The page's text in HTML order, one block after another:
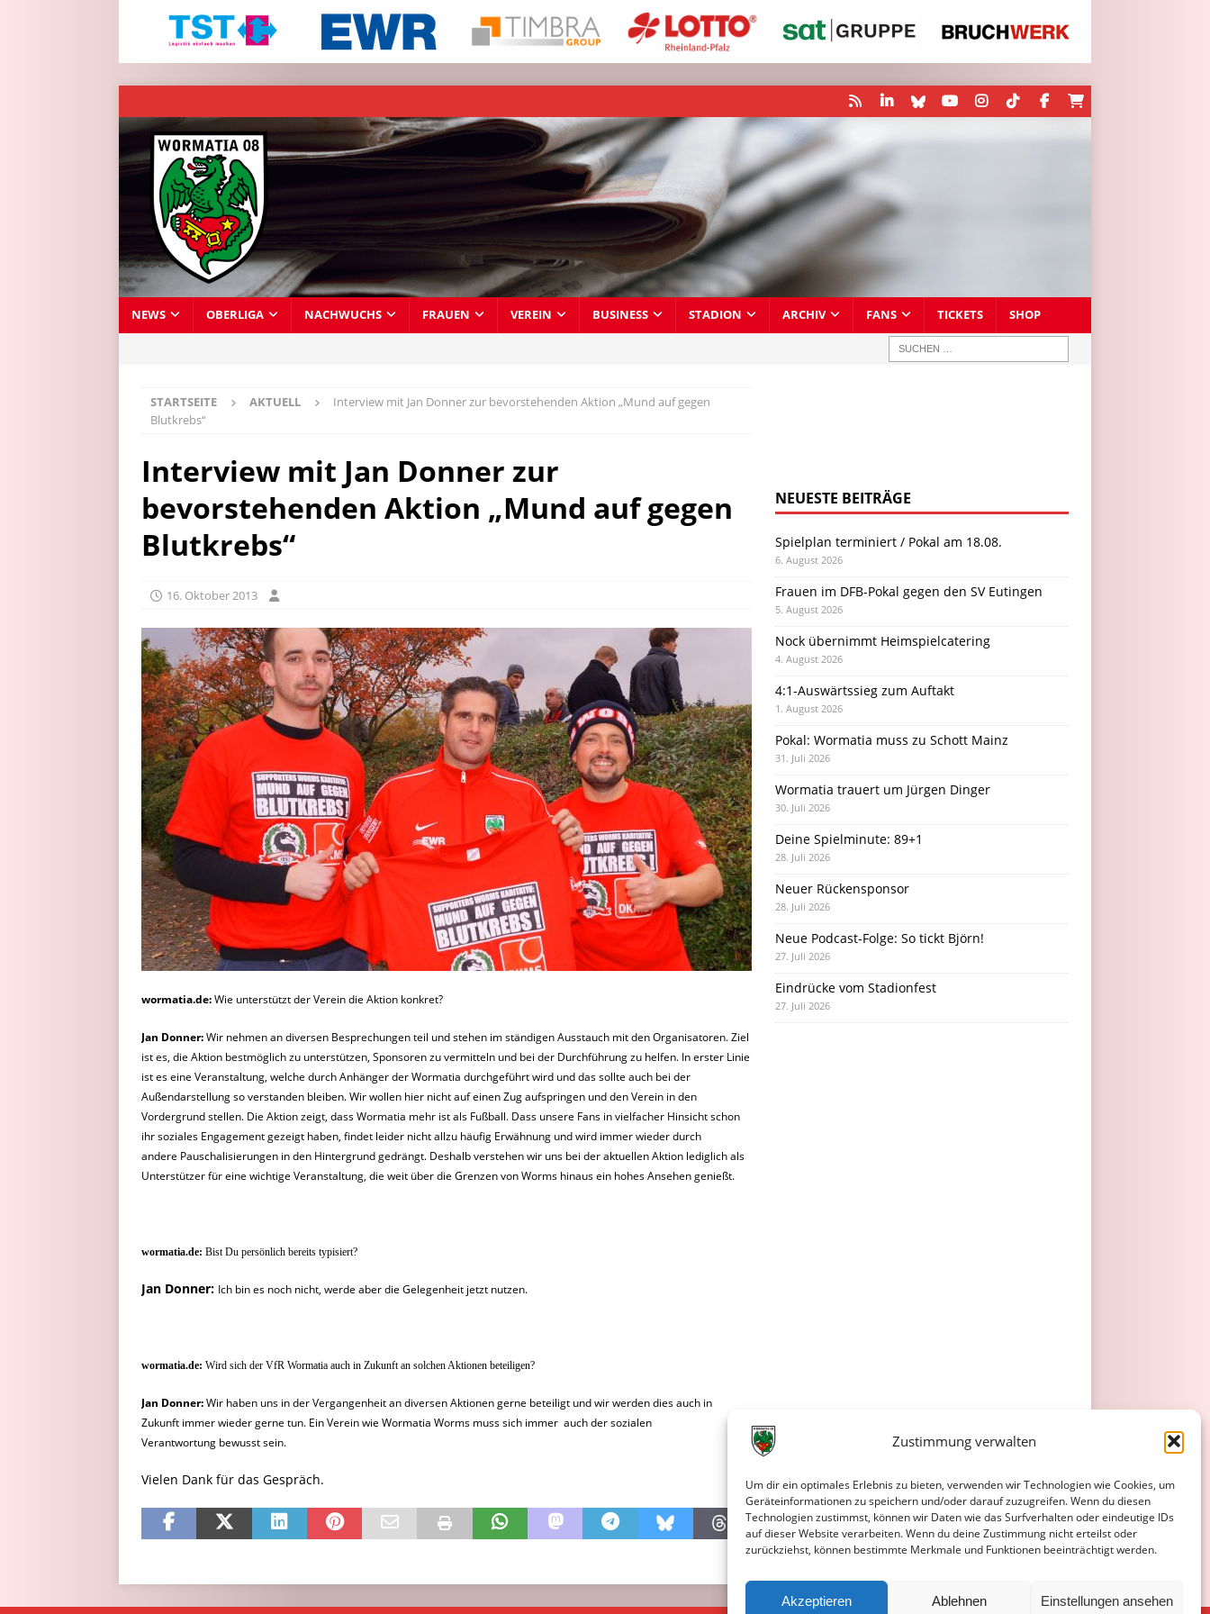
Zustimmung verwalten
Um dir ein optimales Erlebnis zu bieten, verwenden wir Technologien wie Cookies, um
Geräteinformationen zu speichern und/oder darauf zuzugreifen. Wenn du diesen
Technologien zustimmst, können wir Daten wie das Surfverhalten oder eindeutige IDs
auf dieser Website verarbeiten. Wenn du deine Zustimmung nicht erteilst oder
zurückziehst, können bestimmte Merkmale und Funktionen beeinträchtigt werden.
Akzeptieren Ablehnen Einstellungen ansehen
NEWS OBERLIGA NACHWUCHS FRAUEN VEREIN BUSINESS STADION ARCHIV FANS TICKETS SHOP
STARTSEITE AKTUELL
Interview mit Jan Donner zur bevorstehenden Aktion „Mund auf gegen
Blutkrebs“
Interview mit Jan Donner zur
bevorstehenden Aktion „Mund auf gegen
Blutkrebs“
16. Oktober 2013
wormatia.de:Wie unterstützt der Verein die Aktion konkret?
Jan Donner:Wir nehmen an diversen Besprechungen teil und stehen im ständigen Ausstauch mit denOrganisatoren. Ziel
ist es, die Aktion bestmöglich zu unterstützen, Sponsoren zu vermitteln und bei der Durchführung zu helfen. In erster Linie
ist es eine Veranstaltung, welche durchAnhänger der Wormatia durchgeführt wird und das sollte auch bei der
Außendarstellungso verstanden bleiben. Wir wollen hier nicht auf einen Zug aufspringen und den Verein in den
Vordergrund stellen. Die Aktion zeigt, dass Wormatia mehr ist als Fußball. Dass unsere Fans in vielfacher Hinsicht schon
ihr soziales Engagement gezeigt haben, findet leider nicht allzu häufig Erwähnung und wird immer wieder durch
andere Pauschalisierungen in den Hintergrund gedrängt. Deshalb verstehen wir uns bei deraktuellen Aktion lediglich als
Unterstützer für eine wichtige Veranstaltung, die weit über die Grenzen von Worms hinaus ein hohes Ansehen genießt.
wormatia.de: Bist Du persönlich bereits typisiert?
Jan Donner: Ich bin es noch nicht, werde aber die Gelegenheit jetzt nutzen.
wormatia.de: Wird sich der VfR Wormatia auch in Zukunft an solchen Aktionen beteiligen?
Jan Donner:Wir haben uns in der Vergangenheit an diversen Aktionen gerne beteiligt undwir werden dies auch in
Zukunft immer wieder gerne tun. Ein Verein wie Wormatia Worms muss sich immer auch der sozialen
Verantwortung bewusst sein.
Vielen Dank für das Gespräch.
NEUESTE BEITRÄGE
Spielplan terminiert / Pokal am 18.08.
6. August 2026
Frauen im DFB-Pokal gegen den SV Eutingen
5. August 2026
Nock übernimmt Heimspielcatering
4. August 2026
4:1-Auswärtssieg zum Auftakt
1. August 2026
Pokal: Wormatia muss zu Schott Mainz
31. Juli 2026
Wormatia trauert um Jürgen Dinger
30. Juli 2026
Deine Spielminute: 89+1
28. Juli 2026
Neuer Rückensponsor
28. Juli 2026
Neue Podcast-Folge: So tickt Björn!
27. Juli 2026
Eindrücke vom Stadionfest
27. Juli 2026